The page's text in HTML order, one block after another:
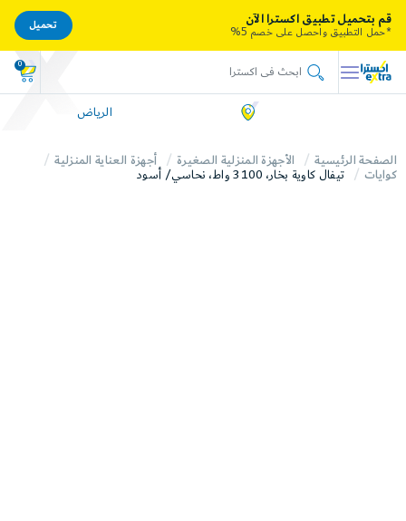
0
الرياض
الصفحة الرئيسية الأجهزة المنزلية الصغيرة
أجهزة العناية المنزلية
كوايات
تيفال كاوية بخار، 3100 واط، نحاسي/ أسود
قم بتحميل تطبيق اكسترا الآن
*حمل التطبيق واحصل على خصم 5%
تحميل